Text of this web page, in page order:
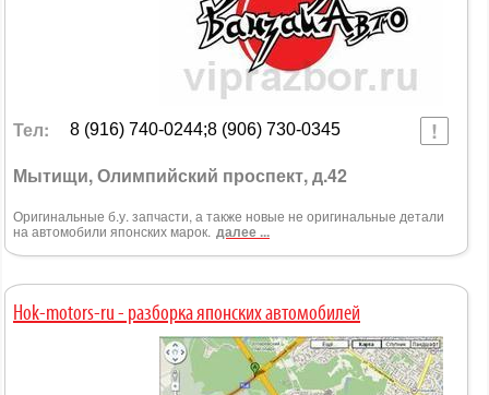
Тел: 8 (916) 740-0244;8 (906) 730-0345
Мытищи, Олимпийский проспект, д.42
Оригинальные б.у. запчасти, а также новые не оригинальные детали
на автомобили японских марок. далее ...
Hok-motors-ru - разборка японских автомобилей